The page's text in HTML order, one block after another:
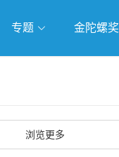
专题 金陀螺奖
浏览更多